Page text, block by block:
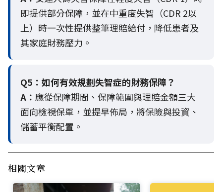
即提供部分保障，並在中重度失智（CDR 2以
上）時一次性提供整筆理賠給付，降低患者及
其家庭財務壓力。
Q5： 如何有效規劃失智症的財務保障？
A： 應從保障期間、保障範圍與理賠金額三大
面向檢視保單，並提早佈局，將保險與投資、
儲蓄平衡配置。
相關文章